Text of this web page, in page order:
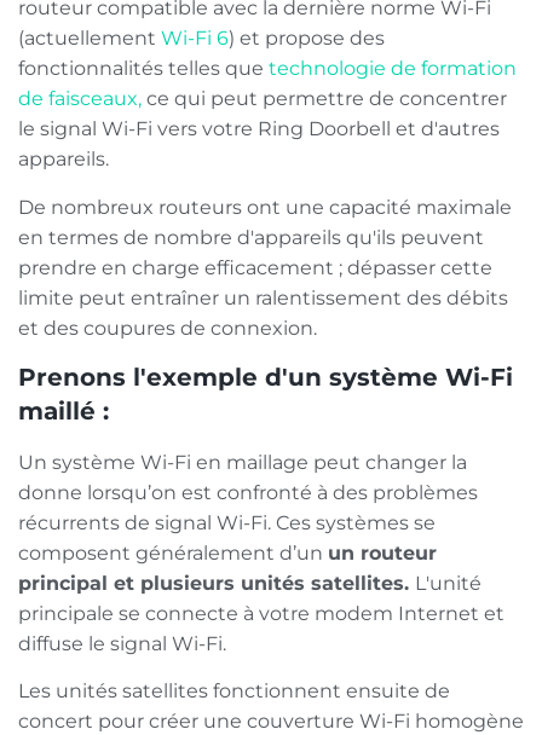
routeur compatible avec la dernière norme Wi-Fi
(actuellement Wi-Fi 6) et propose des
fonctionnalités telles que technologie de formation
de faisceaux, ce qui peut permettre de concentrer
le signal Wi-Fi vers votre Ring Doorbell et d'autres
appareils.
De nombreux routeurs ont une capacité maximale
en termes de nombre d'appareils qu'ils peuvent
prendre en charge efficacement ; dépasser cette
limite peut entraîner un ralentissement des débits
et des coupures de connexion.
Prenons l'exemple d'un système Wi-Fi
maillé :
Un système Wi-Fi en maillage peut changer la
donne lorsqu’on est confronté à des problèmes
récurrents de signal Wi-Fi. Ces systèmes se
composent généralement d’un un routeur
principal et plusieurs unités satellites. L'unité
principale se connecte à votre modem Internet et
diffuse le signal Wi-Fi.
Les unités satellites fonctionnent ensuite de
concert pour créer une couverture Wi-Fi homogène